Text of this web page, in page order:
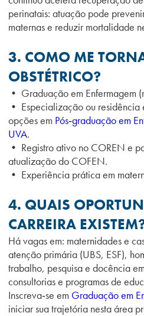
perinatais: atuação pode
maternas e reduzir mortalidade
3. COMO ME
OBSTÉTRICO?
• Graduação em Enfermagem
• Especialização ou residência
opções em Pós‑graduação em
UVA.
• Registro ativo no COREN e
atualização do COFEN.
• Experiência prática em
4. QUAIS
CARREIRA
Há vagas em: maternidades e
atenção primária (UBS, ESF),
trabalho, pesquisa e docência
consultorias e programas de
Inscreva‑se em Graduação em
iniciar sua trajetória nesta área